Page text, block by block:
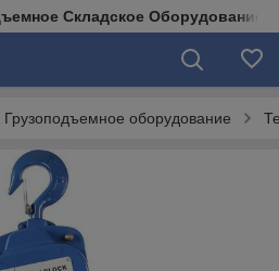
Складское Оборудование
Грузоподъемное оборудование